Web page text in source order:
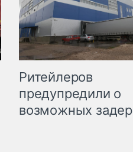
Ритейлеров
предупредили о
возможных